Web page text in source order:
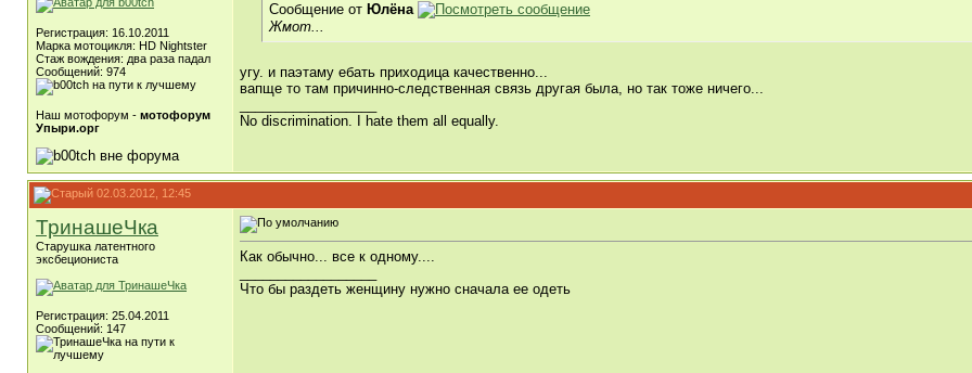
Регистрация: 16.10.2011
Марка мотоцикля: HD Nightster
Стаж вождения: два раза падал
Сообщений: 974
Наш мотофорум - мотофорум
Упыри.орг
Сообщение от Юлёна
Жмот...
угу. и паэтаму ебать приходица качественно...
вапще то там причинно-следственная связь другая была, но так тоже ничего...
No discrimination. I hate them all equally.
02.03.2012, 12:45
ТринашеЧка
Старушка латентного
эксбециониста
Регистрация: 25.04.2011
Сообщений: 147
Как обычно... все к одному....
Что бы раздеть женщину нужно сначала ее одеть